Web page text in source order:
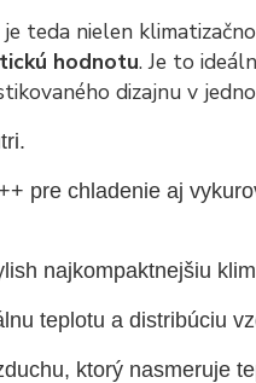
teda nielen
hodnotu. Je to
dizajnu v
pre chladenie aj
najkompaktnejšiu
teplotu a distribúciu
ktorý nasmeruje